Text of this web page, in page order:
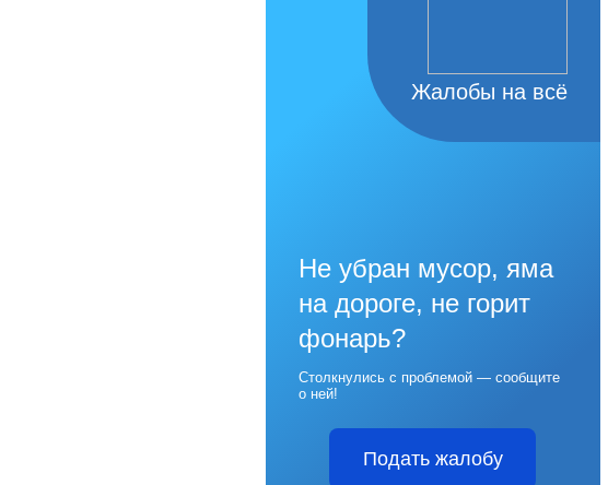
Жалобы на всё
Не убран мусор, яма
на дороге, не горит
фонарь?
Столкнулись с проблемой — сообщите
о ней!
Подать жалобу